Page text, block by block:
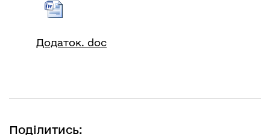
Додаток. doc
Поділитись: